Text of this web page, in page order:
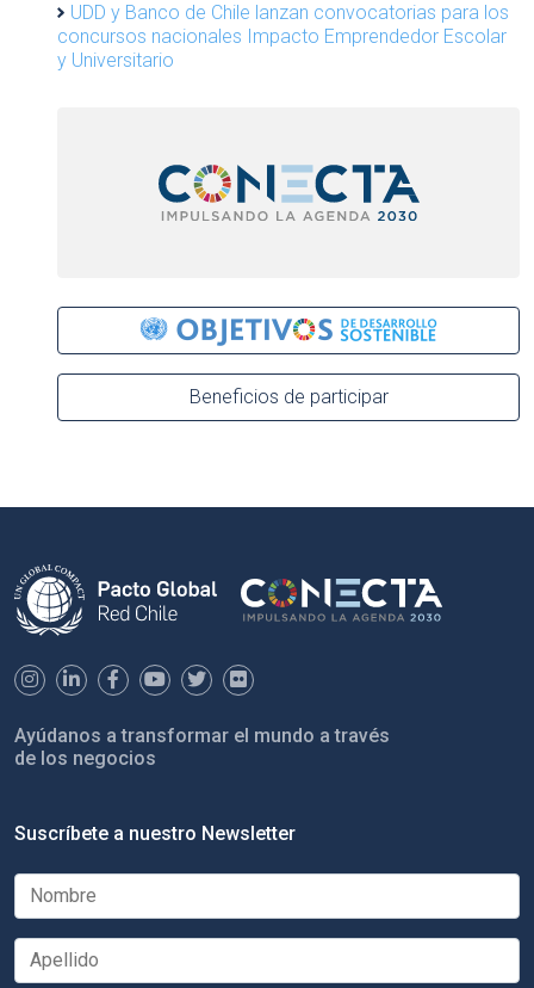
UDD y Banco de Chile lanzan convocatorias para los
concursos nacionales Impacto Emprendedor Escolar
y Universitario
Beneficios de participar
Ayúdanos a transformar el mundo a través
de los negocios
Suscríbete a nuestro Newsletter